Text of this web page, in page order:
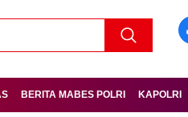
BERITA MABES POLRI KAPOLRI